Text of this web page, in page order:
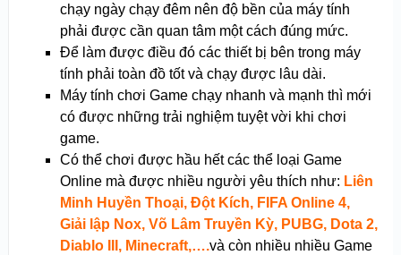
chạy ngày chạy đêm nên độ bền của máy tính
phải được cần quan tâm một cách đúng mức.
Để làm được điều đó các thiết bị bên trong máy
tính phải toàn đồ tốt và chạy được lâu dài.
Máy tính chơi Game chạy nhanh và mạnh thì mới
có được những trải nghiệm tuyệt vời khi chơi
game.
Có thể chơi được hầu hết các thể loại Game
Online mà được nhiều người yêu thích như: Liên
Minh Huyền Thoại, Đột Kích, FIFA Online 4,
Giải lập Nox, Võ Lâm Truyền Kỳ, PUBG, Dota 2,
Diablo III, Minecraft,….và còn nhiều nhiều Game